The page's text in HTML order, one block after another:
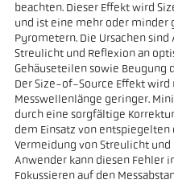
beachten. Dieser Effekt wird
und ist eine mehr oder minder
Pyrometern. Die Ursachen
Streulicht und Reflexion an
Gehäuseteilen sowie Beugung
Der Size-of-Source Effekt
Messwellenlänge geringer.
durch eine sorgfältige
dem Einsatz von
Vermeidung von Streulicht und
Anwender kann diesen Fehler
Fokussieren auf den